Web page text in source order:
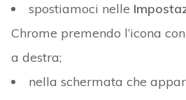
spostiamoci nelle
Chrome premendo l’icona
a destra;
nella schermata che